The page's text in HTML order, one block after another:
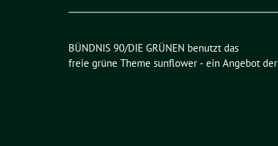
BÜNDNIS 90/DIE GRÜNEN benutzt das
freie grüne Theme sunflower ‐ ein Angebot der